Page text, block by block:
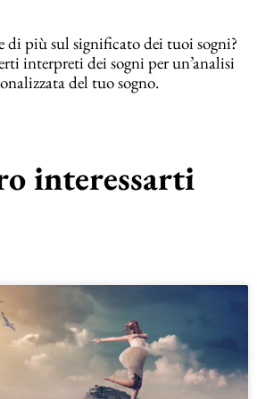
di più sul significato dei tuoi sogni?
interpreti dei sogni per un’analisi
del tuo sogno.
interessarti